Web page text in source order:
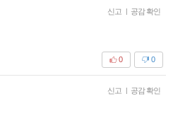
신고 | 공감 확인
0
0
신고 | 공감 확인